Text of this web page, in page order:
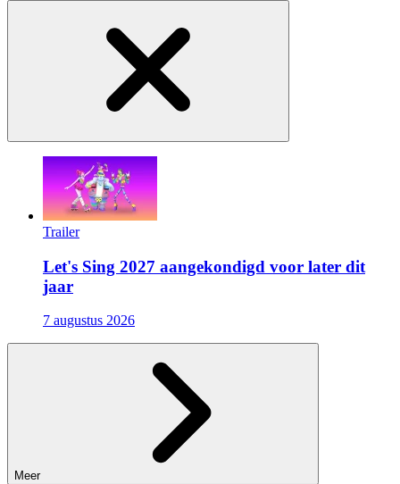
Trailer
Let's Sing 2027 aangekondigd voor later dit
jaar
7 augustus 2026
Meer